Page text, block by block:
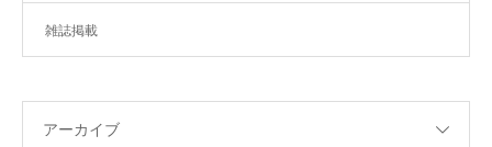
雑誌掲載
アーカイブ